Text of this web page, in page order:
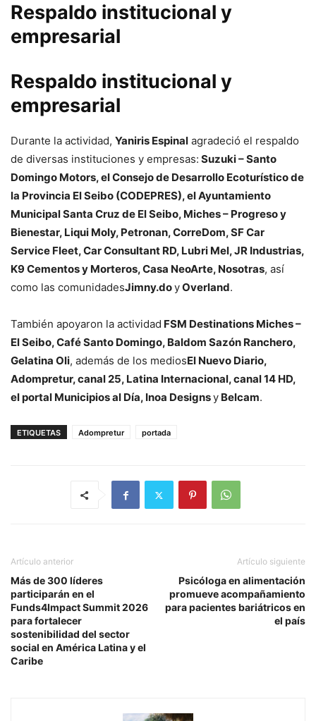
Respaldo institucional y
empresarial
Respaldo institucional y
empresarial
Durante la actividad, Yaniris Espinal agradeció el respaldo
de diversas instituciones y empresas: Suzuki – Santo
Domingo Motors, el Consejo de Desarrollo Ecoturístico de
la Provincia El Seibo (CODEPRES), el Ayuntamiento
Municipal Santa Cruz de El Seibo, Miches – Progreso y
Bienestar, Liqui Moly, Petronan, CorreDom, SF Car
Service Fleet, Car Consultant RD, Lubri Mel, JR Industrias,
K9 Cementos y Morteros, Casa NeoArte, Nosotras, así
como las comunidadesJimny.doyOverland.
También apoyaron la actividad FSM Destinations Miches –
El Seibo, Café Santo Domingo, Baldom Sazón Ranchero,
Gelatina Oli, además de los mediosEl Nuevo Diario,
Adompretur, canal 25, Latina Internacional, canal 14 HD,
el portal Municipios al Día, Inoa Designsy Belcam.
ETIQUETAS Adompretur portada
Artículo anterior
Más de 300 líderes
participarán en el
Funds4Impact Summit 2026
para fortalecer
sostenibilidad del sector
social en América Latina y el
Caribe
Artículo siguiente
Psicóloga en alimentación
promueve acompañamiento
para pacientes bariátricos en
el país